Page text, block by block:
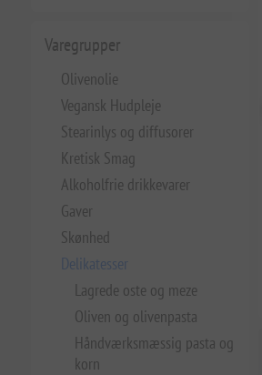
Varegrupper
Olivenolie
Vegansk Hudpleje
Stearinlys og diffusorer
Kretisk Smag
Alkoholfrie drikkevarer
Gaver
Skønhed
Delikatesser
Lagrede oste og meze
Oliven og olivenpasta
Håndværksmæssig pasta og
korn